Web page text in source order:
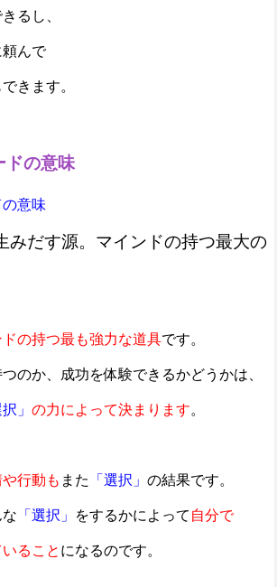
るし、
んで
きます。
ドの意味
意味
みだす源。マインドの持つ最大の
ドの持つ最も強力な道具です。
のか、成功を体験できるかどうかは、
択」 の力によって決まります。
行動も また 「選択」 の結果です。
「選択」 をするかによって 自分で
ること になるのです。